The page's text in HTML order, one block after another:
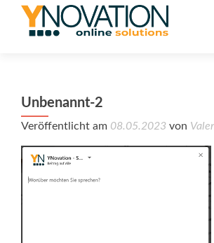
Unbenannt-2
Veröffentlicht am 08.05.2023 von